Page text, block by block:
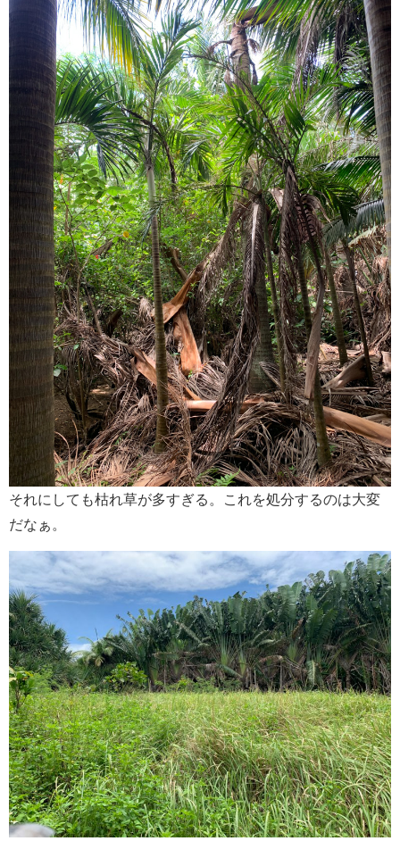
それにしても枯れ草が多すぎる。これを処分するのは大変
だなぁ。